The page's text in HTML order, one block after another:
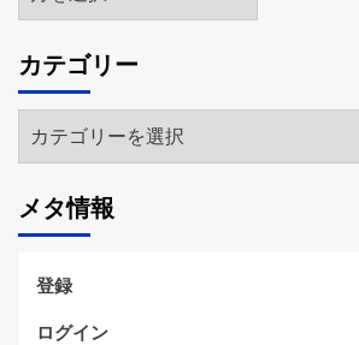
ー
イ
ブ
カテゴリー
テ
リ
ー
メタ情報
登録
ログイン